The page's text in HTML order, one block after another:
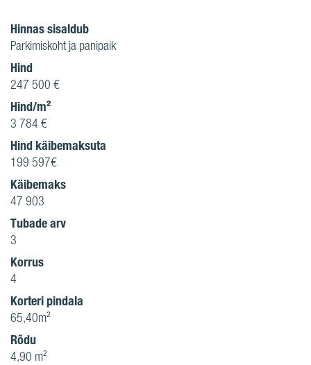
Hinnas sisaldub
Parkimiskoht ja panipaik
Hind
247 500 €
Hind/m²
3 784 €
Hind käibemaksuta
199 597€
Käibemaks
47 903
Tubade arv
3
Korrus
4
Korteri pindala
65,40m²
Rõdu
4,90 m²